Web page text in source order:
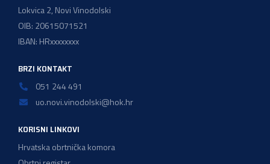
Lokvica 2, Novi Vinodolski
OIB: 20615071521
IBAN: HRxxxxxxxx
BRZI KONTAKT
051 244 491
uo.novi.vinodolski@hok.hr
KORISNI LINKOVI
Hrvatska obrtnička komora